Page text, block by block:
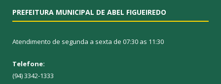
PREFEITURA MUNICIPAL DE ABEL FIGUEIREDO
Atendimento de segunda a sexta de 07:30 as 11:30
Telefone:
(94) 3342-1333